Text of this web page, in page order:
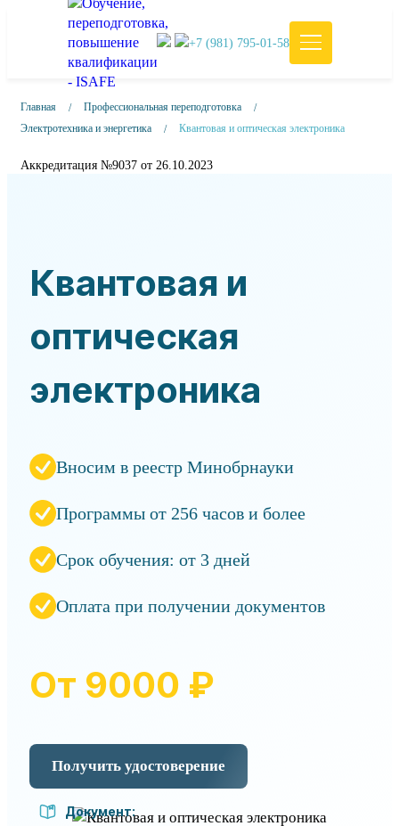
+7 (981) 795-01-58
Главная
Профессиональная переподготовка
Электротехника и энергетика
Квантовая и оптическая электроника
Аккредитация №9037 от 26.10.2023
Квантовая и
оптическая
электроника
Вносим в реестр Минобрнауки
Программы от 256 часов и более
Срок обучения: от 3 дней
Оплата при получении документов
От 9000 ₽
Получить удостоверение
Документ: